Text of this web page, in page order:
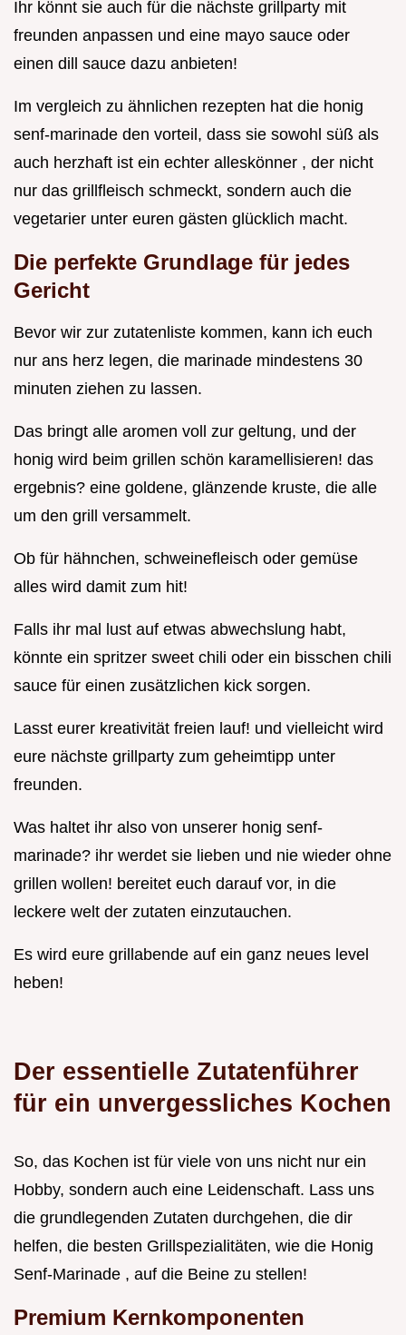
Ihr könnt sie auch für die nächste grillparty mit
freunden anpassen und eine mayo sauce oder
einen dill sauce dazu anbieten!
Im vergleich zu ähnlichen rezepten hat die honig
senf-marinade den vorteil, dass sie sowohl süß als
auch herzhaft ist ein echter alleskönner , der nicht
nur das grillfleisch schmeckt, sondern auch die
vegetarier unter euren gästen glücklich macht.
Die perfekte Grundlage für jedes
Gericht
Bevor wir zur zutatenliste kommen, kann ich euch
nur ans herz legen, die marinade mindestens 30
minuten ziehen zu lassen.
Das bringt alle aromen voll zur geltung, und der
honig wird beim grillen schön karamellisieren! das
ergebnis? eine goldene, glänzende kruste, die alle
um den grill versammelt.
Ob für hähnchen, schweinefleisch oder gemüse
alles wird damit zum hit!
Falls ihr mal lust auf etwas abwechslung habt,
könnte ein spritzer sweet chili oder ein bisschen chili
sauce für einen zusätzlichen kick sorgen.
Lasst eurer kreativität freien lauf! und vielleicht wird
eure nächste grillparty zum geheimtipp unter
freunden.
Was haltet ihr also von unserer honig senf-
marinade? ihr werdet sie lieben und nie wieder ohne
grillen wollen! bereitet euch darauf vor, in die
leckere welt der zutaten einzutauchen.
Es wird eure grillabende auf ein ganz neues level
heben!
Der essentielle Zutatenführer
für ein unvergessliches Kochen
So, das Kochen ist für viele von uns nicht nur ein
Hobby, sondern auch eine Leidenschaft. Lass uns
die grundlegenden Zutaten durchgehen, die dir
helfen, die besten Grillspezialitäten, wie die Honig
Senf-Marinade , auf die Beine zu stellen!
Premium Kernkomponenten